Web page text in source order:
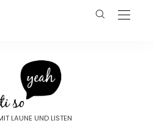
LAUNE UND LISTEN